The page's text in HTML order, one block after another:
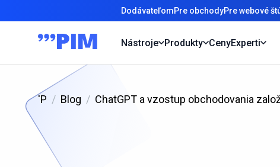
DodávateľomPre obchodyPre webové
Nástroje Produkty CenyExperti
'P Blog ChatGPT a vzostup obchodovania